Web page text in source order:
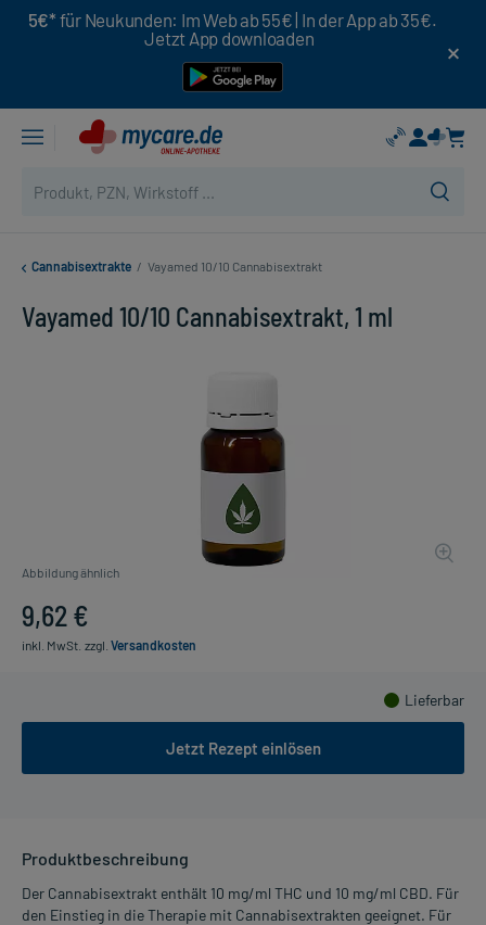
5€* für Neukunden: Im Web ab 55€ | In der App ab 35€.
Jetzt App downloaden
Cannabisextrakte / Vayamed 10/10 Cannabisextrakt
Vayamed 10/10 Cannabisextrakt, 1 ml
Abbildung ähnlich
9,62 €
inkl. MwSt. zzgl. Versandkosten
Lieferbar
Jetzt Rezept einlösen
Produktbeschreibung
Der Cannabisextrakt enthält 10 mg/ml THC und 10 mg/ml CBD. Für
den Einstieg in die Therapie mit Cannabisextrakten geeignet. Für